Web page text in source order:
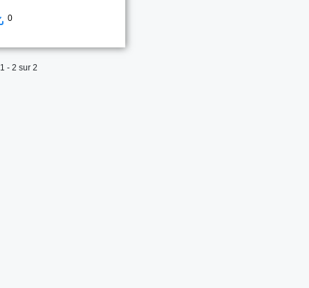
0
1 - 2 sur 2